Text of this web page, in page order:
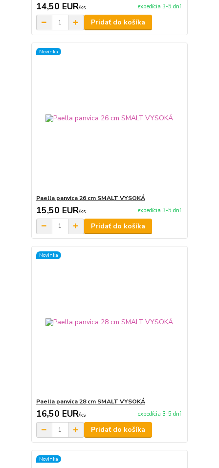
14,50 EUR/ks expedícia 3-5 dní
Pridať do košíka
Novinka
Paella panvica 26 cm SMALT VYSOKÁ
15,50 EUR/ks expedícia 3-5 dní
Pridať do košíka
Novinka
Paella panvica 28 cm SMALT VYSOKÁ
16,50 EUR/ks expedícia 3-5 dní
Pridať do košíka
Novinka